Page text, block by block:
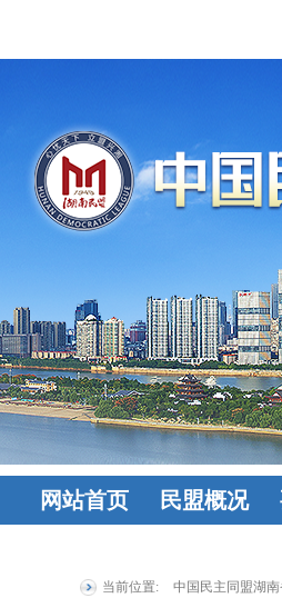
网站首页
民盟概况
盟章程 领导
当前位置: 中国民主同盟湖